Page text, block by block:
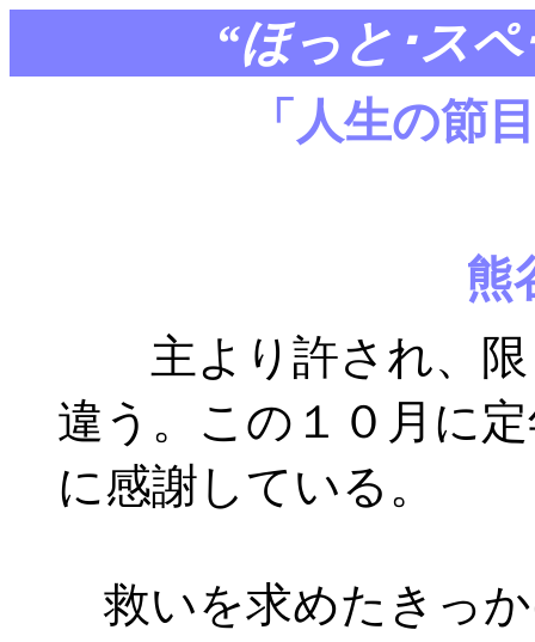
“ほっと･ス
「人生の
熊
主より許され、限
違う。この１０月に
に感謝している。
救いを求めたきっ